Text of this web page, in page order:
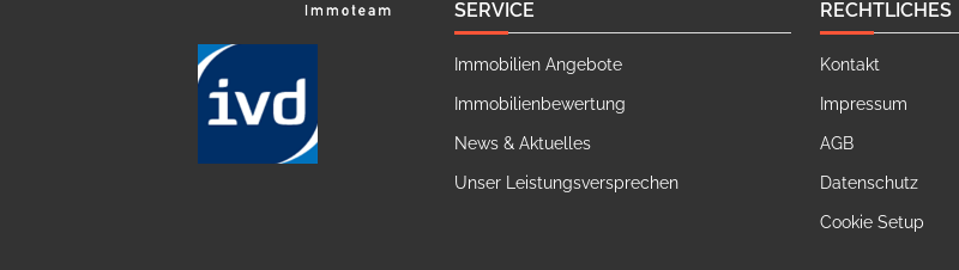
SERVICE
Immobilien Angebote
Immobilienbewertung
News & Aktuelles
Unser Leistungsversprechen
RECHTLICHES
Kontakt
Impressum
AGB
Datenschutz
Cookie Setup